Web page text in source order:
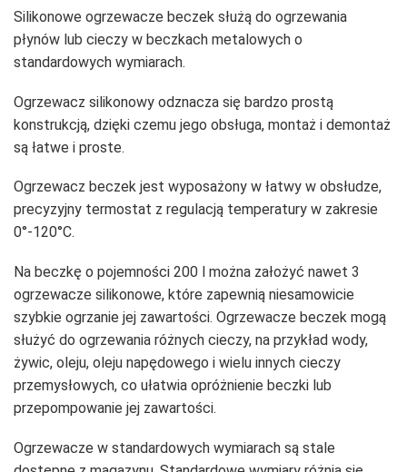
Silikonowe ogrzewacze beczek służą do ogrzewania
płynów lub cieczy w beczkach metalowych o
standardowych wymiarach.
Ogrzewacz silikonowy odznacza się bardzo prostą
konstrukcją, dzięki czemu jego obsługa, montaż i demontaż
są łatwe i proste.
Ogrzewacz beczek jest wyposażony w łatwy w obsłudze,
precyzyjny termostat z regulacją temperatury w zakresie
0°-120°C.
Na beczkę o pojemności 200 l można założyć nawet 3
ogrzewacze silikonowe, które zapewnią niesamowicie
szybkie ogrzanie jej zawartości. Ogrzewacze beczek mogą
służyć do ogrzewania różnych cieczy, na przykład wody,
żywic, oleju, oleju napędowego i wielu innych cieczy
przemysłowych, co ułatwia opróżnienie beczki lub
przepompowanie jej zawartości.
Ogrzewacze w standardowych wymiarach są stale